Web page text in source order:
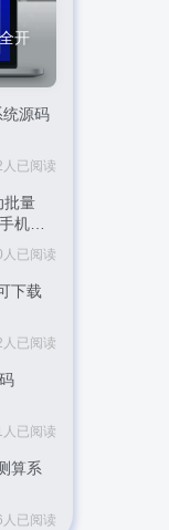
开
源码
已阅读
批量
机即
】
已阅读
下载
已阅读
已阅读
算系
人已阅读